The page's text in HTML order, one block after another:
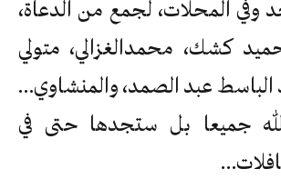
وفي المحلات، لجمع من الدعاة،
كشك، محمدالغزالي، متولي
الباسط عبد الصمد، والمنشاوي…
جميعا بل ستجدها حتى في